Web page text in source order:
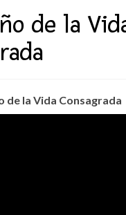
Año de la Vida Consagrada
de la
de la Vida Consagrada